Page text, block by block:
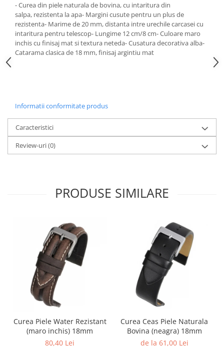
- Curea din piele naturala de bovina, cu intaritura din
salpa, rezistenta la apa- Margini cusute pentru un plus de
rezistenta- Marime de 20 mm, distanta intre urechile carcasei cu
intaritura pentru telescop- Lungime 12 cm/8 cm- Culoare maro
inchis cu finisaj mat si textura neteda- Cusatura decorativa alba-
Catarama clasica de 18 mm, finisaj argintiu mat
Informatii conformitate produs
Caracteristici
Review-uri(0)
PRODUSE SIMILARE
Curea Piele Water Rezistant
(maro inchis) 18mm
80,40 Lei
Curea Ceas Piele Naturala
Bovina (neagra) 18mm
de la 61,00 Lei